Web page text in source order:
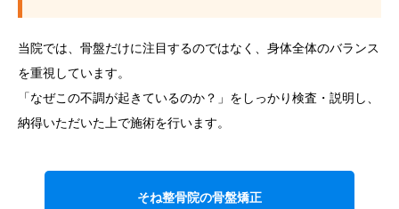
当院では、骨盤だけに注目するのではなく、身体全体のバランス
を重視しています。
「なぜこの不調が起きているのか？」をしっかり検査・説明し、
納得いただいた上で施術を行います。
そね整骨院の骨盤矯正